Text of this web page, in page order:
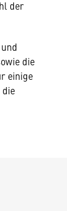
der
die
einige